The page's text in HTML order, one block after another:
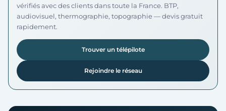
vérifiés avec des clients dans toute la France. BTP,
audiovisuel, thermographie, topographie — devis gratuit
rapidement.
Trouver un télépilote
Rejoindre le réseau